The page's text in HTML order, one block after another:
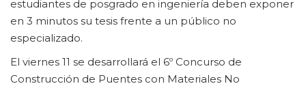
estudiantes de posgrado en ingeniería deben exponer
en 3 minutos su tesis frente a un público no
especializado.
El viernes 11 se desarrollará el 6º Concurso de
Construcción de Puentes con Materiales No